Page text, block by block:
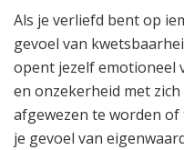
Als je verliefd bent op
gevoel van
opent jezelf emotioneel
en onzekerheid met
afgewezen te worden
je gevoel van